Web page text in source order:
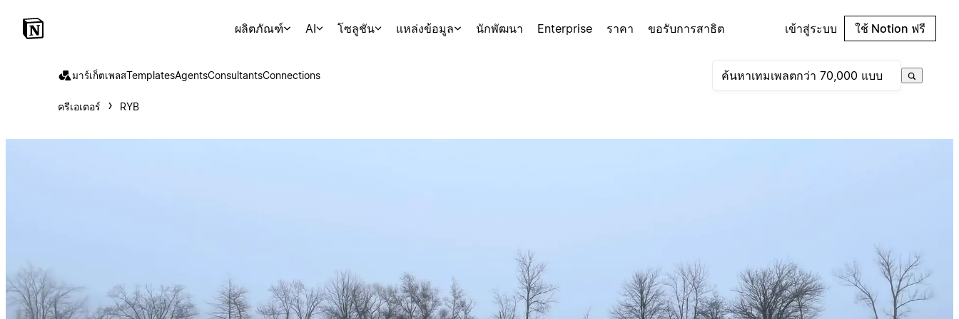
ผลิตภัณฑ์ AI โซลูชัน แหล่งข้อมูล นักพัฒนา Enterprise ราคา ขอรับการสาธิต เข้าสู่ระบบ ใช้ Notion ฟรี
มาร์เก็ตเพลสTemplatesAgentsConsultantsConnections
ครีเอเตอร์ RYB